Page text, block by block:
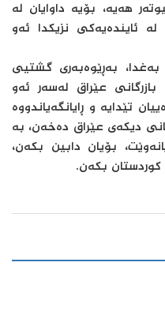
هەیە، بۆیە داوایان لە
ئایندەیەكی نزیكدا ئەو
بەڕێوەبەری گشتیی
عێراق لەسەر ئەو
تێدایە و ڕایانگەیاندووە
دیكەی عێراق دەخەن، بە
بۆیان دابین بكەن،
بكەن.